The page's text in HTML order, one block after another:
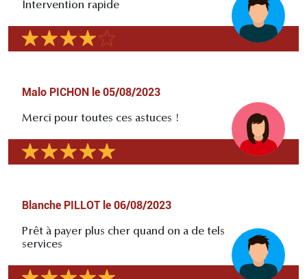
Intervention rapide
Malo PICHON le 05/08/2023
Merci pour toutes ces astuces !
Blanche PILLOT le 06/08/2023
Prêt à payer plus cher quand on a de tels
services